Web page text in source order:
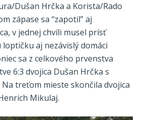
Dušan Hrčka a Korista/Rado
zápase sa “zapotil” aj
v jednej chvíli musel prísť
aj nezávislý domáci
sa z celkového prvenstva
6:3 dvojica Dušan Hrčka s
Na treťom mieste skončila dvojica
Mikulaj.